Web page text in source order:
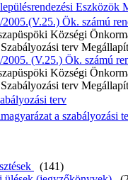
Eszközök
2005.(V.25.) Ök. számú
Községi
terv
2005. (V.25.) Ök. számú
Községi
terv
terv
a szabályozási
(141)